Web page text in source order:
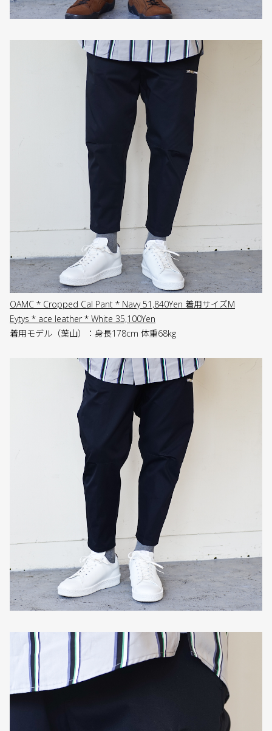
OAMC * Cropped Cal Pant * Navy 51,840Yen 着用サイズM
Eytys * ace leather * White 35,100Yen
着用モデル（葉山）：身長178cm 体重68kg